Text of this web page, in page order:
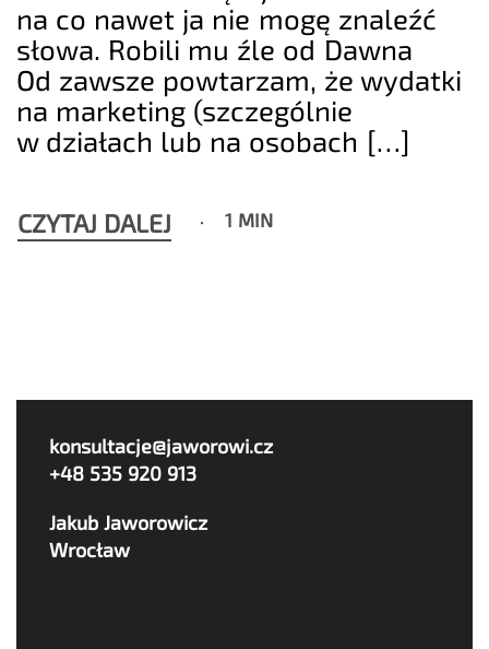
na co nawet ja nie mogę znaleźć
słowa. Robili mu źle od Dawna
Od zawsze powtarzam, że wydatki
na marketing (szczególnie
w działach lub na osobach […]
CZYTAJ DALEJ 1 MIN
konsultacje@jaworowi.cz
+48 535 920 913
Jakub Jaworowicz
Wrocław